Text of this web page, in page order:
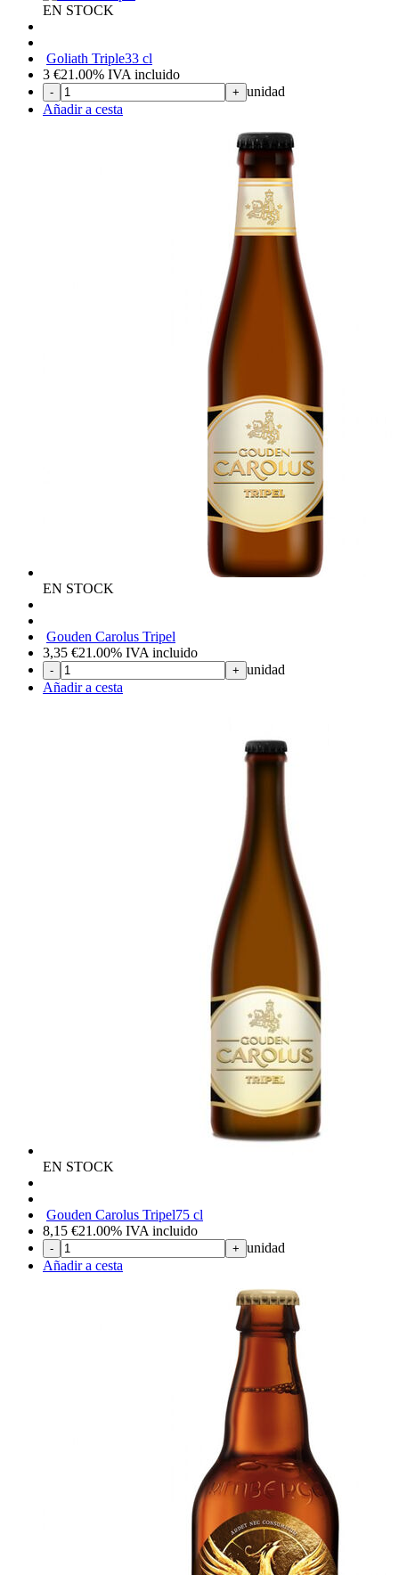
EN STOCK
Goliath Triple33 cl
3 €21.00% IVA incluido
- + unidad
Añadir a cesta
EN STOCK
Gouden Carolus Tripel
3,35 €21.00% IVA incluido
- + unidad
Añadir a cesta
EN STOCK
Gouden Carolus Tripel75 cl
8,15 €21.00% IVA incluido
- + unidad
Añadir a cesta